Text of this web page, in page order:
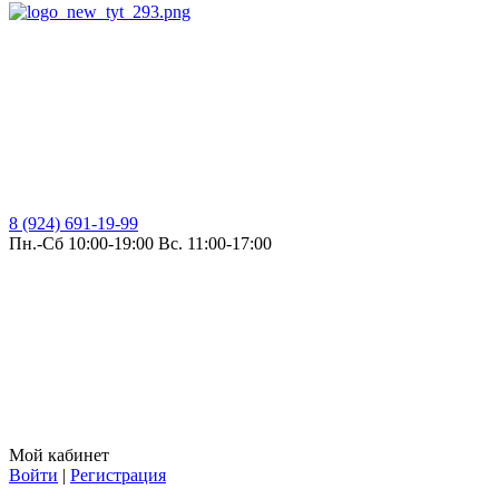
8 (924) 691-19-99
Пн.-Сб 10:00-19:00 Вс. 11:00-17:00
Мой кабинет
Войти | Регистрация